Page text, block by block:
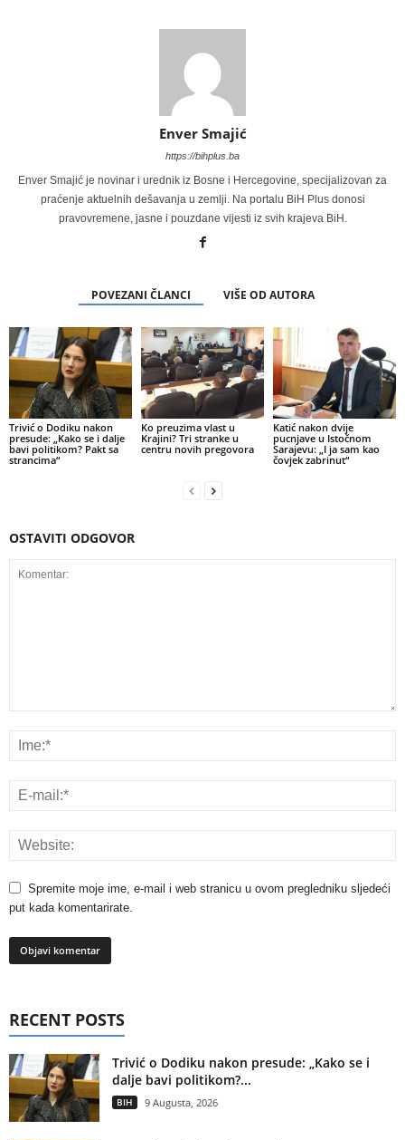
Enver Smajić
https://bihplus.ba
Enver Smajić je novinar i urednik iz Bosne i Hercegovine, specijalizovan za
praćenje aktuelnih dešavanja u zemlji. Na portalu BiH Plus donosi
pravovremene, jasne i pouzdane vijesti iz svih krajeva BiH.
POVEZANI ČLANCI VIŠE OD AUTORA
Trivić o Dodiku nakon
presude: „Kako se i dalje
bavi politikom? Pakt sa
strancima“
Ko preuzima vlast u
Krajini? Tri stranke u
centru novih pregovora
Katić nakon dvije
pucnjave u Istočnom
Sarajevu: „I ja sam kao
čovjek zabrinut“
OSTAVITI ODGOVOR
Spremite moje ime, e-mail i web stranicu u ovom pregledniku sljedeći
put kada komentarirate.
RECENT POSTS
Trivić o Dodiku nakon presude: „Kako se i
dalje bavi politikom?...
BIH 9 Augusta, 2026